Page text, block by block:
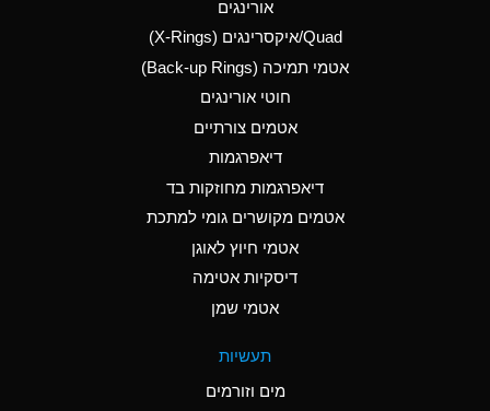
Aluminum Nitrate
(Aqueous)
Aluminum Phosphate
Ammonia Anhydrous
A
Ammonia Gas (cold)
A
Ammonia Gas (hot)
אורינגים
Quad/איקסרינגים (X-Rings)
אטמי תמיכה (Back-up Rings)
חוטי אורינגים
אטמים צורתיים
דיאפרגמות
דיאפרגמות מחוזקות בד
אטמים מקושרים גומי למתכת
אטמי חיוץ לאוגן
דיסקיות אטימה
אטמי שמן
תעשיות
מים וזורמים